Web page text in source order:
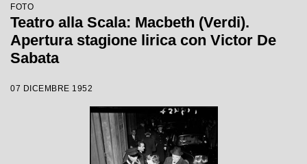
FOTO
Teatro alla Scala: Macbeth (Verdi).
Apertura stagione lirica con Victor De
Sabata
07 DICEMBRE 1952